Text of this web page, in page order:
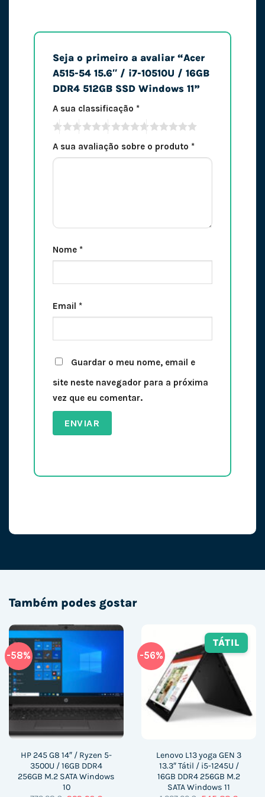
Seja o primeiro a avaliar “Acer
A515-54 15.6″ / i7-10510U / 16GB
DDR4 512GB SSD Windows 11”
A sua classificação *
A sua avaliação sobre o produto *
Nome *
Email *
Guardar o meu nome, email e
site neste navegador para a próxima
vez que eu comentar.
Também podes gostar
-58%
HP 245 G8 14″ / Ryzen 5-
3500U / 16GB DDR4
256GB M.2 SATA Windows
10
-56%
TÁTIL
Lenovo L13 yoga GEN 3
13.3″ Tátil / i5-1245U /
16GB DDR4 256GB M.2
SATA Windows 11